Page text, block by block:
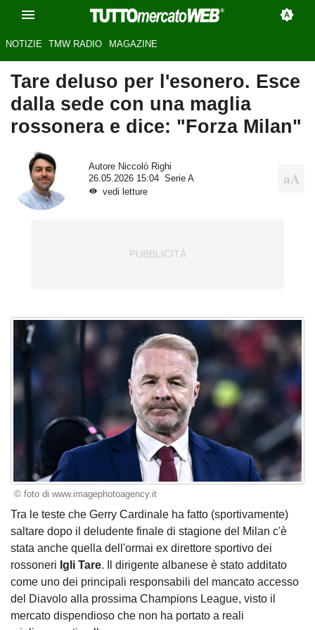
NOTIZIE TMW RADIO MAGAZINE
Tare deluso per l'esonero. Esce
dalla sede con una maglia
rossonera e dice: "Forza Milan"
Autore Niccolò Righi
26.05.2026 15:04
Serie A
vedi letture
© foto di www.imagephotoagency.it
Tra le teste che Gerry Cardinale ha fatto (sportivamente)
saltare dopo il deludente finale di stagione del Milan c'è
stata anche quella dell'ormai ex direttore sportivo dei
rossoneri Igli Tare. Il dirigente albanese è stato additato
come uno dei principali responsabili del mancato accesso
del Diavolo alla prossima Champions League, visto il
mercato dispendioso che non ha portato a reali